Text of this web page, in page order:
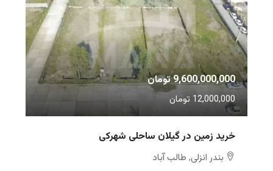
9,600,000,000 تومان
12,000,000 تومان
خرید زمین در گیلان ساحلی شهرکی
بندر انزلی, طالب آباد